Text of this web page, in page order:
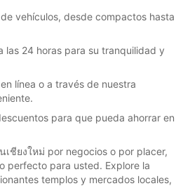
vehículos, desde compactos hasta
las 24 horas para su tranquilidad y
línea o a través de nuestra
para que pueda ahorrar en
เชียงใหม่ por negocios o por placer,
perfecto para usted. Explore la
templos y mercados locales,